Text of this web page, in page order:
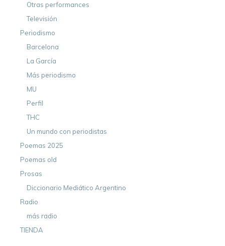
Otras performances
Televisión
Periodismo
Barcelona
La García
Más periodismo
MU
Perfil
THC
Un mundo con periodistas
Poemas 2025
Poemas old
Prosas
Diccionario Mediático Argentino
Radio
más radio
TIENDA